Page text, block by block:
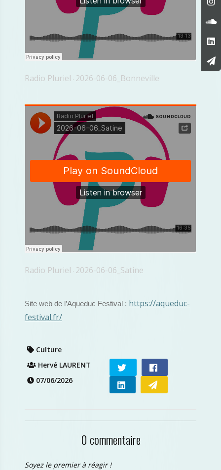
Radio Pluriel · 2026-06-06_Bonneville
Radio Pluriel · 2026-06-06_Satine
Site web de l’Aqueduc Festival : https://aqueduc-
festival.fr/
Culture
Hervé LAURENT
07/06/2026
0 commentaire
Soyez le premier à réagir !